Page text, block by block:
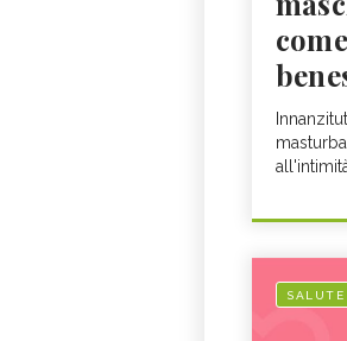
SALUTE